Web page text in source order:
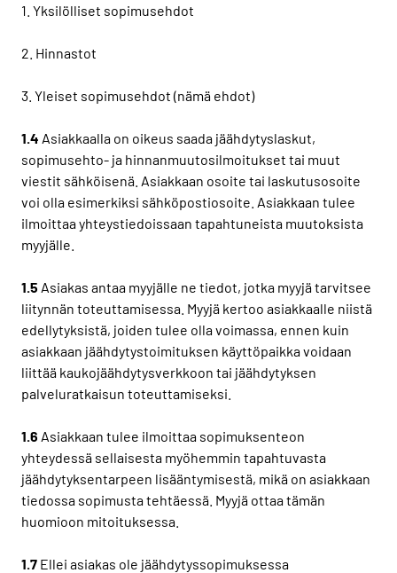
1. Yksilölliset sopimusehdot
2. Hinnastot
3. Yleiset sopimusehdot (nämä ehdot)
1.4 Asiakkaalla on oikeus saada jäähdytyslaskut,
sopimusehto- ja hinnanmuutosilmoitukset tai muut
viestit sähköisenä. Asiakkaan osoite tai laskutusosoite
voi olla esimerkiksi sähköpostiosoite. Asiakkaan tulee
ilmoittaa yhteystiedoissaan tapahtuneista muutoksista
myyjälle.
1.5 Asiakas antaa myyjälle ne tiedot, jotka myyjä tarvitsee
liitynnän toteuttamisessa. Myyjä kertoo asiakkaalle niistä
edellytyksistä, joiden tulee olla voimassa, ennen kuin
asiakkaan jäähdytystoimituksen käyttöpaikka voidaan
liittää kaukojäähdytysverkkoon tai jäähdytyksen
palveluratkaisun toteuttamiseksi.
1.6 Asiakkaan tulee ilmoittaa sopimuksenteon
yhteydessä sellaisesta myöhemmin tapahtuvasta
jäähdytyksentarpeen lisääntymisestä, mikä on asiakkaan
tiedossa sopimusta tehtäessä. Myyjä ottaa tämän
huomioon mitoituksessa.
1.7 Ellei asiakas ole jäähdytyssopimuksessa